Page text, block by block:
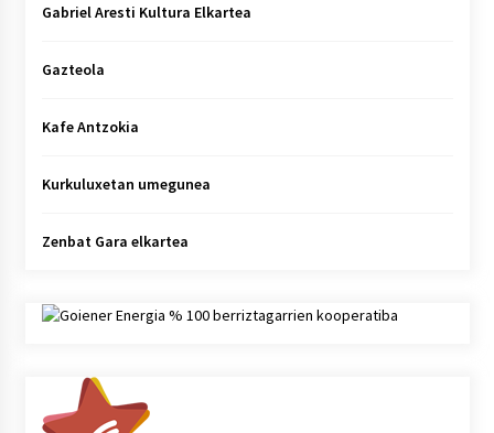
Gabriel Aresti Kultura Elkartea
Gazteola
Kafe Antzokia
Kurkuluxetan umegunea
Zenbat Gara elkartea